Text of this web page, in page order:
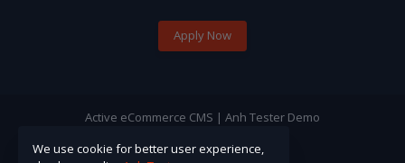
Apply Now
Active eCommerce CMS | Anh Tester Demo
We use cookie for better user experience,